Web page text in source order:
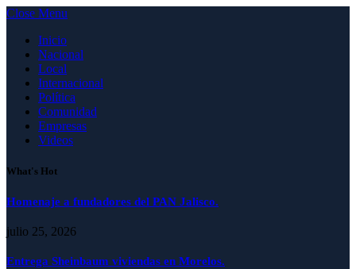
Close Menu
Inicio
Nacional
Local
Internacional
Política
Comunidad
Empresas
Videos
What's Hot
Homenaje a fundadores del PAN Jalisco.
julio 25, 2026
Entrega Sheinbaum viviendas en Morelos.